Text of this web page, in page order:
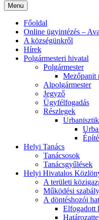
Menu
Főoldal
Online ügyintézés –
A községünkről
Hírek
Polgármesteri hivatal
Polgármester
Mezőpanit
Alpolgármester
Jegyző
Ügyfélfogadás
Részlegek
Helyi Tanács
Tanácsosok
Tanácsgyűlések
Helyi Hivatalos
A területi
Működési
A döntéshozói
Elfogadott